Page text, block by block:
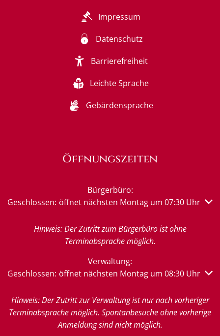
Impressum
Datenschutz
Barrierefreiheit
Leichte Sprache
Gebärdensprache
Öffnungszeiten
Bürgerbüro:
Klicken, um weitere Öffnungs- oder Schließzeiten
Geschlossen: öffnet nächsten Montag um 07:30 Uhr
Hinweis: Der Zutritt zum Bürgerbüro ist ohne
Terminabsprache möglich.
Verwaltung:
Klicken, um weitere Öffnungs- oder Schließzeiten
Geschlossen: öffnet nächsten Montag um 08:30 Uhr
Hinweis: Der Zutritt zur Verwaltung ist nur nach vorheriger
Terminabsprache möglich. Spontanbesuche ohne vorherige
Anmeldung sind nicht möglich.